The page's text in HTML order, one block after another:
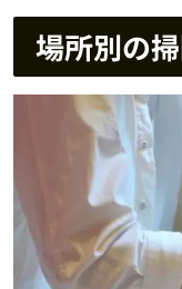
場所別の